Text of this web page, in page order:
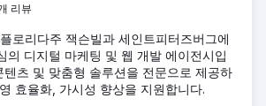
리뷰
로리다주 잭슨빌과 세인트피터즈버그에
의 디지털 마케팅 및 웹 개발 에이전시입
텐츠 및 맞춤형 솔루션을 전문으로 제공하
효율화, 가시성 향상을 지원합니다.